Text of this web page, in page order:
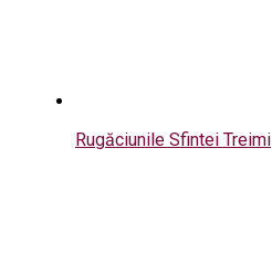
Rugăciunile Sfintei Treimi